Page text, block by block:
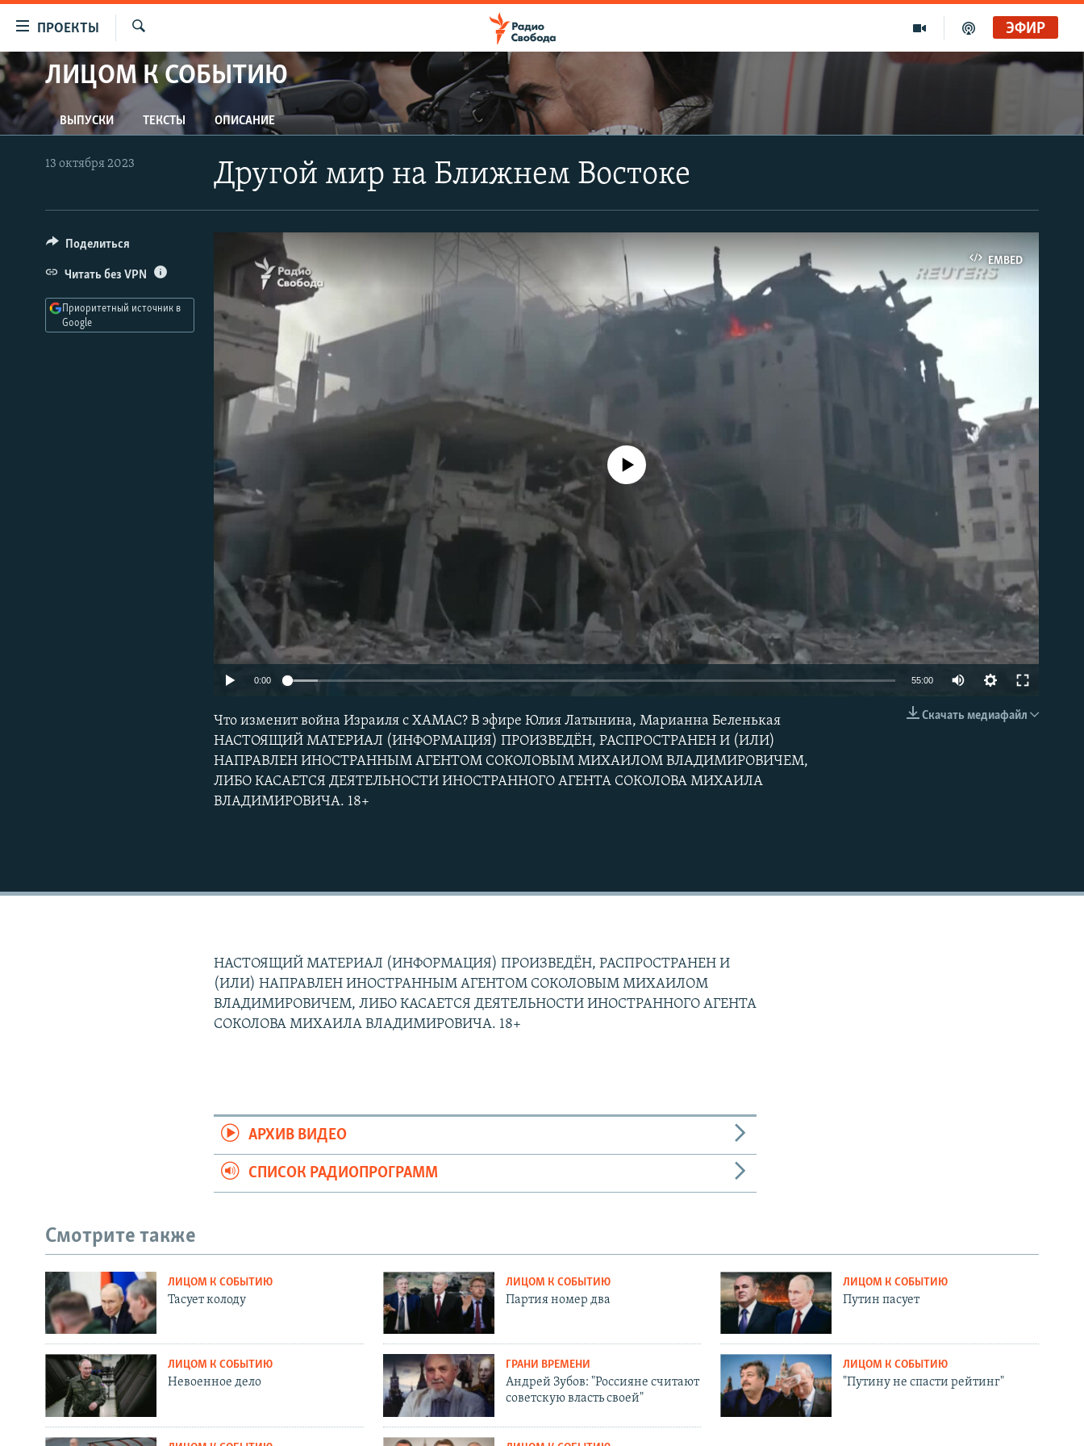
упрощенного
доступа
Вернуться
к
основному
главной
Вернутся
ПРОЕКТЫ
ПРОГРАММЫ
ПОДКАСТЫ
АВТОРСКИЕ ПРОЕКТЫ
ЦИТАТЫ СВОБОДЫ
IDEL.РЕАЛИИ
КАВКАЗ.РЕАЛИИ
СЕВЕР.РЕАЛИИ
СИБИРЬ.РЕАЛИИ
Искать
ЭФИР
ЛИЦОМ К СОБЫТИЮ
ВЫПУСКИ ТЕКСТЫ ОПИСАНИЕ
Другой мир на Ближнем Востоке
13 октября 2023
EMBED
EMBED
No media source currently available
0:00 55:00
Скачать медиафайл
Что изменит война Израиля с ХАМАС? В эфире Юлия Латынина, Марианна Беленькая
НАСТОЯЩИЙ МАТЕРИАЛ (ИНФОРМАЦИЯ) ПРОИЗВЕДЁН, РАСПРОСТРАНЕН И (ИЛИ)
НАПРАВЛЕН ИНОСТРАННЫМ АГЕНТОМ СОКОЛОВЫМ МИХАИЛОМ ВЛАДИМИРОВИЧЕМ,
ЛИБО КАСАЕТСЯ ДЕЯТЕЛЬНОСТИ ИНОСТРАННОГО АГЕНТА СОКОЛОВА МИХАИЛА
ВЛАДИМИРОВИЧА. 18+
Поделиться
Читать без VPN
Приоритетный источник в
Google
НАСТОЯЩИЙ МАТЕРИАЛ (ИНФОРМАЦИЯ) ПРОИЗВЕДЁН, РАСПРОСТРАНЕН И
(ИЛИ) НАПРАВЛЕН ИНОСТРАННЫМ АГЕНТОМ СОКОЛОВЫМ МИХАИЛОМ
ВЛАДИМИРОВИЧЕМ, ЛИБО КАСАЕТСЯ ДЕЯТЕЛЬНОСТИ ИНОСТРАННОГО АГЕНТА
СОКОЛОВА МИХАИЛА ВЛАДИМИРОВИЧА. 18+
АРХИВ ВИДЕО
СПИСОК РАДИОПРОГРАММ
Смотрите также
ЛИЦОМ К СОБЫТИЮ
Тасует колоду
ЛИЦОМ К СОБЫТИЮ
Партия номер два
ЛИЦОМ К СОБЫТИЮ
Путин пасует
ЛИЦОМ К СОБЫТИЮ
Невоенное дело
ГРАНИ ВРЕМЕНИ
Андрей Зубов: "Россияне считают
советскую власть своей"
ЛИЦОМ К СОБЫТИЮ
"Путину не спасти рейтинг"